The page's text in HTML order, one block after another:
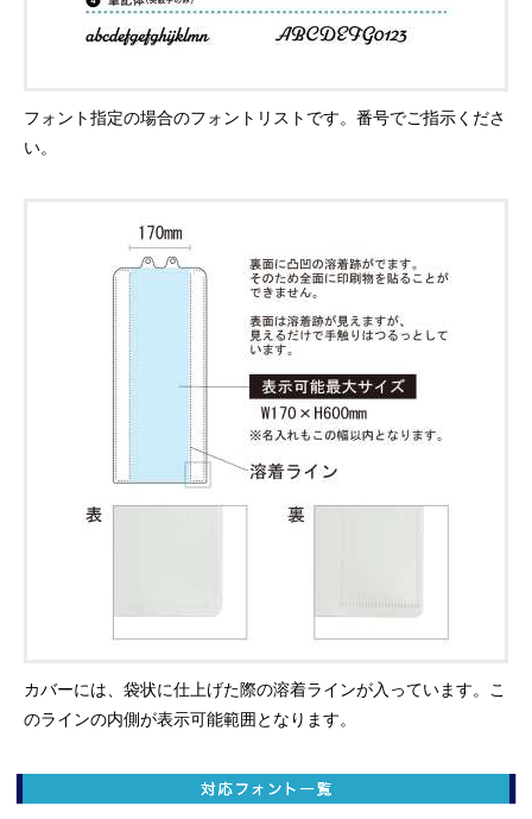
フォント指定の場合のフォントリストです。番号でご指示くださ
い。
カバーには、袋状に仕上げた際の溶着ラインが入っています。こ
のラインの内側が表示可能範囲となります。